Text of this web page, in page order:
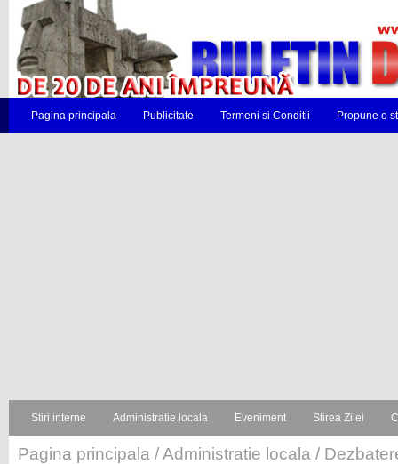
Pagina principala Publicitate Termeni si Conditii Propune o
Stiri interne Administratie locala Eveniment Stirea Zilei
Pagina principala /Administratie locala /